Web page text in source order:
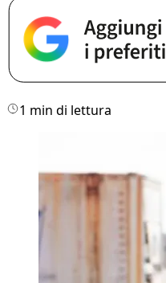
1 min di lettura